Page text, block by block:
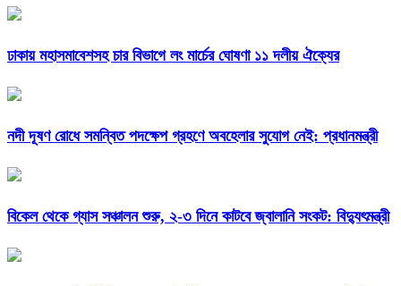
ঢাকায় মহাসমাবেশসহ চার বিভাগে লং মার্চের ঘোষণা ১১ দলীয় ঐক্যের
নদী দূষণ রোধে সমন্বিত পদক্ষেপ গ্রহণে অবহেলার সুযোগ নেই: প্রধানমন্ত্রী
বিকেল থেকে গ্যাস সঞ্চালন শুরু, ২-৩ দিনে কাটবে জ্বালানি সংকট: বিদ্যুৎমন্ত্রী